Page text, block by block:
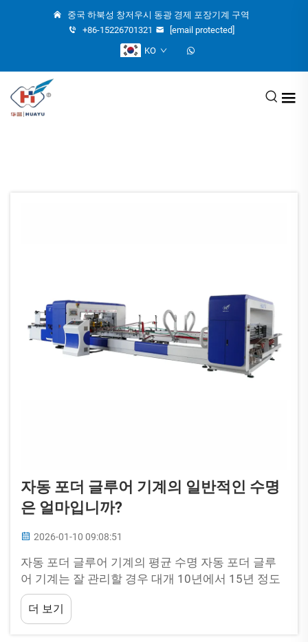
중국 하북성 창저우시 동광 경제 포장기계 구역
+86-15226701321
[email protected]
KO
자동 포더 글루어 기계의 일반적인 수명
은 얼마입니까?
2026-01-10 09:08:51
자동 포더 글루어 기계의 평균 수명 자동 포더 글루
어 기계는 잘 관리할 경우 대개 10년에서 15년 정도
사용할 수 있습니다. 그러나 이는 절대적인 기준이
아닙니다. 실제 수명은 여러 요인에 따라 상당히 달
라질 수 있습니다.
더 보기